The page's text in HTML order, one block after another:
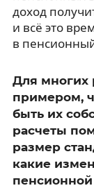
доход
и всё это
в
Для многих
примером,
быть их
расчеты
размер
какие